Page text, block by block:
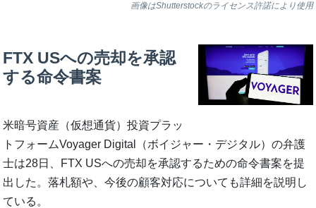
画像はShutterstockのライセンス許諾により使用
FTX USへの売却を承認
する命令書案
米暗号資産（仮想通貨）投資プラッ
トフォームVoyager Digital（ボイジャー・デジタル）の弁護
士は28日、FTX USへの売却を承認するための命令書案を提
出した。落札額や、今後の顧客対応についても詳細を説明し
ている。